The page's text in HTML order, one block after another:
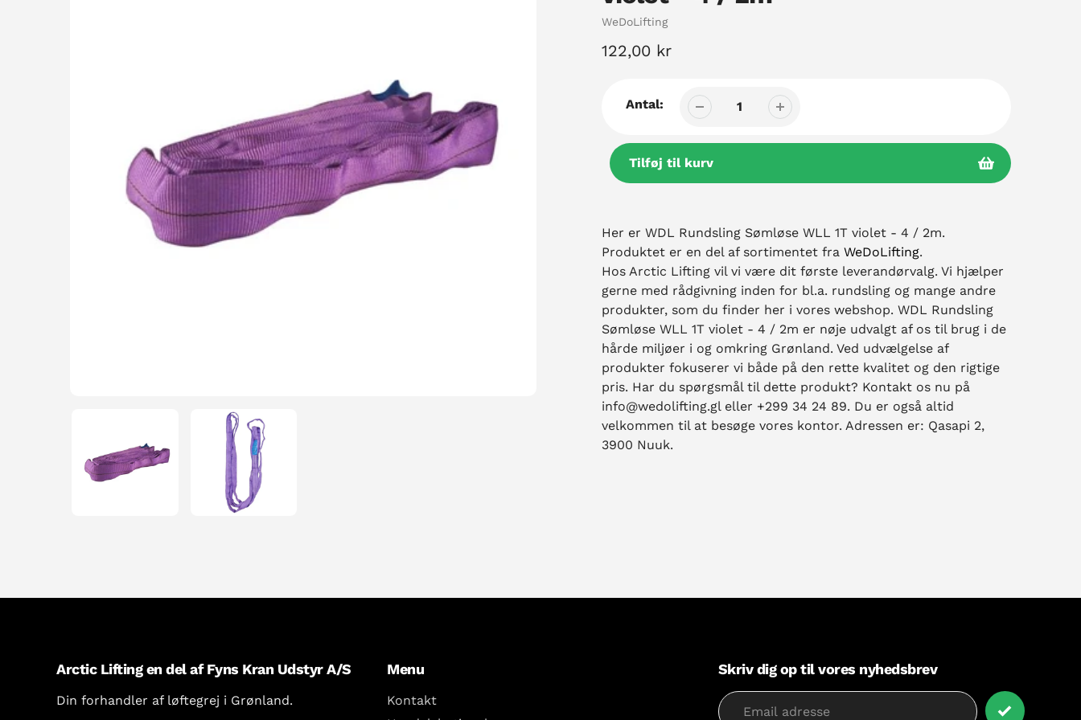
Sælger
WeDoLifting
Normal
122,00 kr
Antal:
Tilføj til kurv
af
produkt
til
din
kurv
Her er WDL Rundsling Sømløse WLL 1T violet - 4 / 2m.
Produktet er en del af sortimentet fra WeDoLifting.
Hos Arctic Lifting vil vi være dit første leverandørvalg. Vi hjælper
gerne med rådgivning inden for bl.a. rundsling og mange andre
produkter, som du finder her i vores webshop. WDL Rundsling
Sømløse WLL 1T violet - 4 / 2m er nøje udvalgt af os til brug i de
hårde miljøer i og omkring Grønland. Ved udvælgelse af
produkter fokuserer vi både på den rette kvalitet og den rigtige
pris. Har du spørgsmål til dette produkt? Kontakt os nu på
info@wedolifting.gl eller +299 34 24 89. Du er også altid
velkommen til at besøge vores kontor. Adressen er: Qasapi 2,
3900 Nuuk.
Arctic Lifting en del af Fyns Kran Udstyr A/S
Din forhandler af løftegrej i Grønland.
Menu
Kontakt
Skriv dig op til vores nyhedsbrev